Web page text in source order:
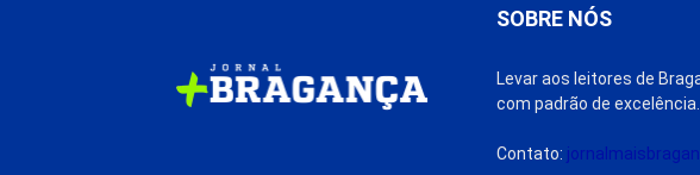
SOBRE NÓS
Levar aos leitores de
com padrão de excelência.
Contato: